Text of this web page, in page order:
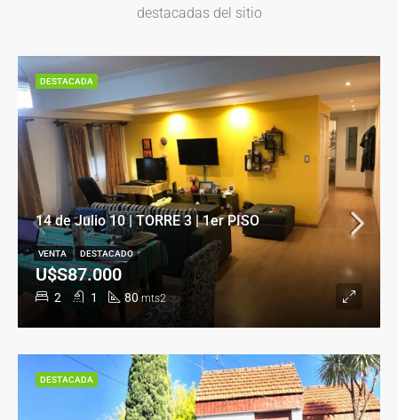
destacadas del sitio
14 de Julio 10 | TORRE 3 | 1er PISO
2 1 80 mts2
U$S87.000
VENTA DESTACADO
DESTACADA
DESTACADA